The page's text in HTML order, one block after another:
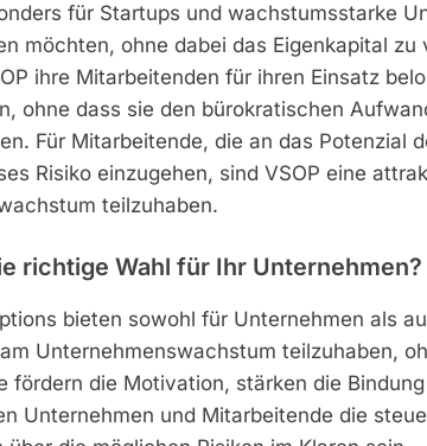
für Startups und wachstumsstarke
möchten, ohne dabei das Eigenkapital
ihre Mitarbeitenden für ihren Einsatz
ohne dass sie den bürokratischen
Für Mitarbeitende, die an das Potenzial
Risiko einzugehen, sind VSOP eine
teilzuhaben.
richtige Wahl für Ihr Unternehmen?
bieten sowohl für Unternehmen als
Unternehmenswachstum teilzuhaben,
fördern die Motivation, stärken die
Unternehmen und Mitarbeitende die